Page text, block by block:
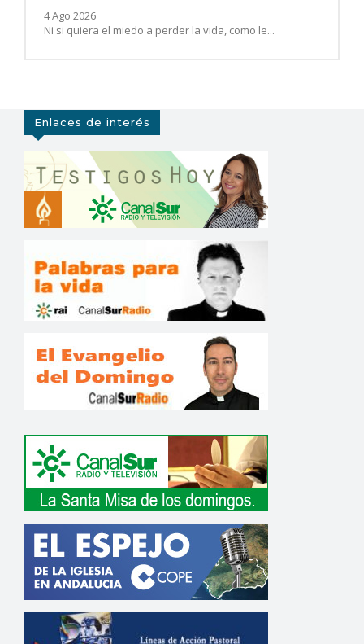
4 Ago 2026
Ni si quiera el miedo a perder la vida, como le...
Enlaces de interés